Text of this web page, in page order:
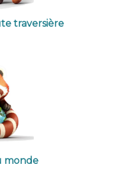
traversière
monde